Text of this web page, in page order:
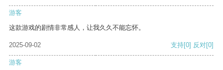
游客
这款游戏的剧情非常感人，让我久久不能忘怀。
2025-09-02 支持[0] 反对[0]
游客